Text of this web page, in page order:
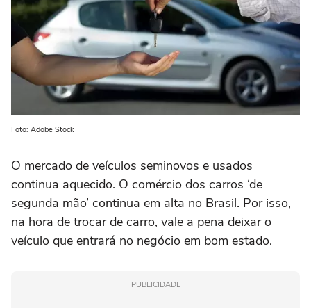
Foto: Adobe Stock
O mercado de veículos seminovos e usados
continua aquecido. O comércio dos carros ‘de
segunda mão’ continua em alta no Brasil. Por isso,
na hora de trocar de carro, vale a pena deixar o
veículo que entrará no negócio em bom estado.
PUBLICIDADE